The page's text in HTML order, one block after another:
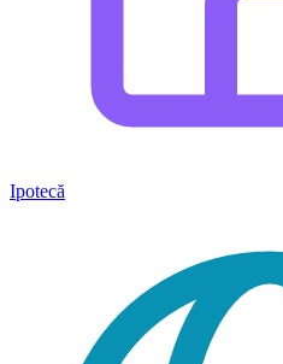
Ipotecă